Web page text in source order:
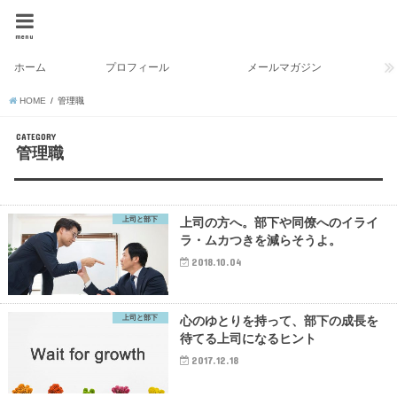
menu
ホーム プロフィール メールマガジン
HOME 管理職
CATEGORY
管理職
上司と部下
上司の方へ。部下や同僚へのイライ
ラ・ムカつきを減らそうよ。
2018.10.04
上司と部下
心のゆとりを持って、部下の成長を
待てる上司になるヒント
2017.12.18